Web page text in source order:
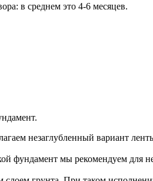
в среднем это 4-6 месяцев.
незаглубленный вариант
фундамент мы рекомендуем для